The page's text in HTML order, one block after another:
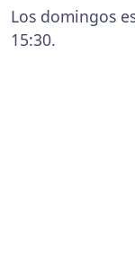
Los domingos
15:30.